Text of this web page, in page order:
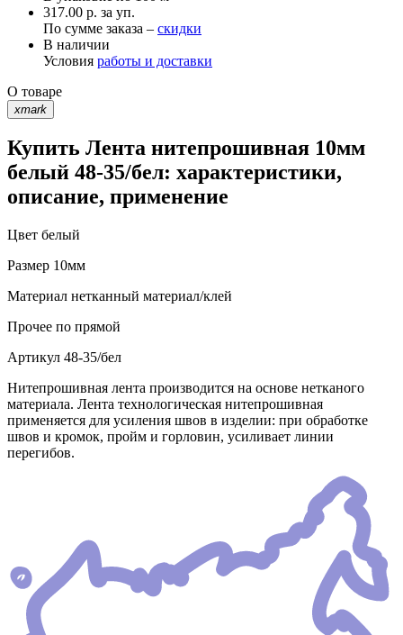
317.00 р. за уп.
По сумме заказа – скидки
В наличии
Условия работы и доставки
О товаре
xmark
Купить Лента нитепрошивная 10мм
белый 48-35/бел: характеристики,
описание, применение
Цвет белый
Размер 10мм
Материал нетканный материал/клей
Прочее по прямой
Артикул 48-35/бел
Нитепрошивная лента производится на основе нетканого
материала. Лента технологическая нитепрошивная
применяется для усиления швов в изделии: при обработке
швов и кромок, пройм и горловин, усиливает линии
перегибов.